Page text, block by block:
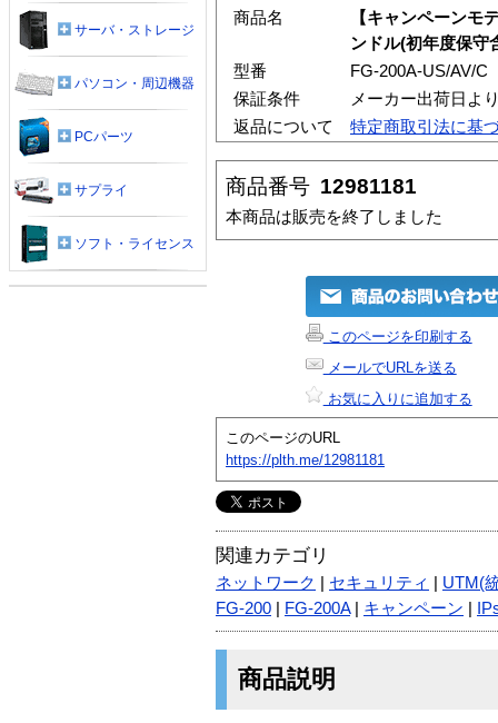
商品名
【キャンペーンモ
ンドル(初年度保守
型番
FG-200A-US/AV/C
保証条件
メーカー出荷日よ
返品について
特定商取引法に基
商品番号 12981181
本商品は販売を終了しました
このページを印刷する
メールでURLを送る
お気に入りに追加する
このページのURL
https://plth.me/12981181
関連カテゴリ
ネットワーク セキュリティ
UTM(
FG-200
FG-200A| キャンペーン
商品説明
サーバ・ストレージ
パソコン・周辺機器
PCパーツ
サプライ
ソフト・ライセンス